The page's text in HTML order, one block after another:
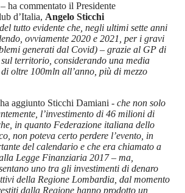
– ha commentato il Presidente
d’Italia, Angelo Sticchi
tutto evidente che, negli ultimi sette anni
ovviamente 2020 e 2021, per i gravi
generati dal Covid) – grazie al GP di
territorio, considerando una media
oltre 100mln all’anno, più di mezzo
aggiunto Sticchi Damiani - che non solo
l’investimento di 46 milioni di
in quanto Federazione italiana dello
non poteva certo perdere l’evento, in
del calendario e che era chiamato a
Legge Finanziaria 2017 – ma,
uno tra gli investimenti di denaro
della Regione Lombardia, dal momento
dalla Regione hanno prodotto un